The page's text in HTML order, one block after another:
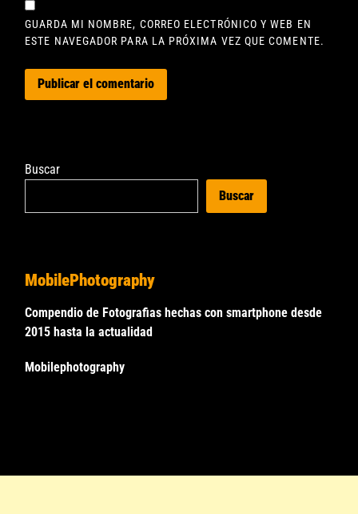
GUARDA MI NOMBRE, CORREO ELECTRÓNICO Y WEB EN
ESTE NAVEGADOR PARA LA PRÓXIMA VEZ QUE COMENTE.
Buscar
Buscar
MobilePhotography
Compendio de Fotografias hechas con smartphone desde
2015 hasta la actualidad
Mobilephotography